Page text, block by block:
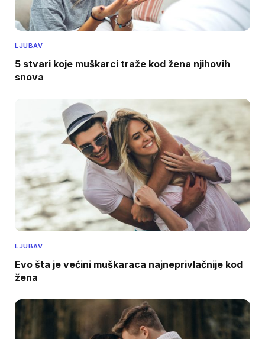
LJUBAV
5 stvari koje muškarci traže kod žena njihovih
snova
LJUBAV
Evo šta je većini muškaraca najneprivlačnije kod
žena